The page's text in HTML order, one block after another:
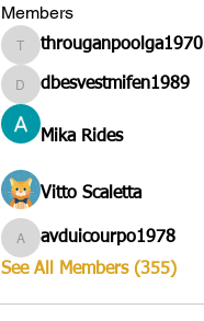
Members
througanpoolga1970
througanpoolga1970
dbesvestmifen1989
dbesvestmifen1989
Mika Rides
Vitto Scaletta
avduicourpo1978
avduicourpo1978
See All Members (355)